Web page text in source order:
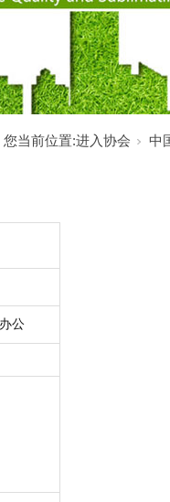
您当前位置:进入协会 中
公